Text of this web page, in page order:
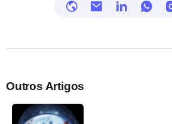
Outros Artigos